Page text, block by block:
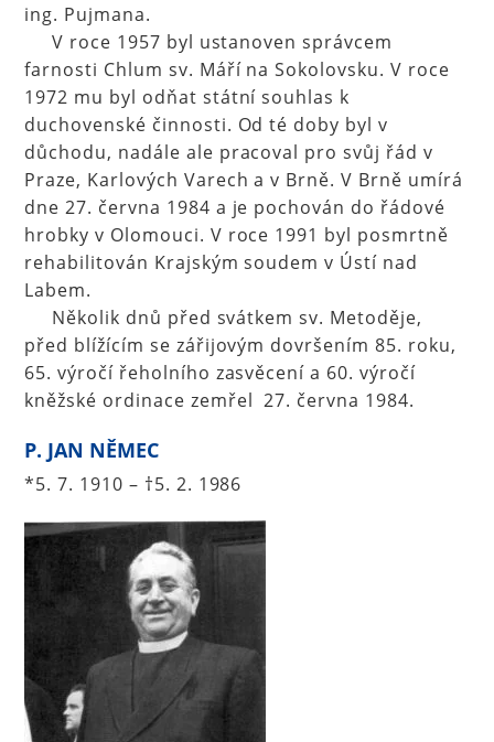
ing. Pujmana.
V roce 1957 byl ustanoven správcem
farnosti Chlum sv. Máří na Sokolovsku. V roce
1972 mu byl odňat státní souhlas k
duchovenské činnosti. Od té doby byl v
důchodu, nadále ale pracoval pro svůj řád v
Praze, Karlových Varech a v Brně. V Brně umírá
dne 27. června 1984 a je pochován do řádové
hrobky v Olomouci. V roce 1991 byl posmrtně
rehabilitován Krajským soudem v Ústí nad
Labem.
Několik dnů před svátkem sv. Metoděje,
před blížícím se zářijovým dovršením 85. roku,
65. výročí řeholního zasvěcení a 60. výročí
kněžské ordinace zemřel 27. června 1984.
P. JAN NĚMEC
*5. 7. 1910 – †5. 2. 1986